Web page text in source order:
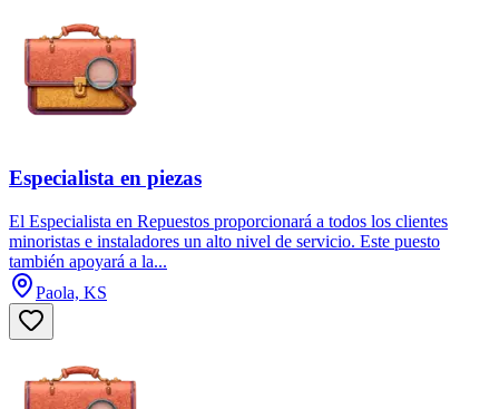
Especialista en piezas
El Especialista en Repuestos proporcionará a todos los clientes
minoristas e instaladores un alto nivel de servicio. Este puesto
también apoyará a la...
Paola, KS